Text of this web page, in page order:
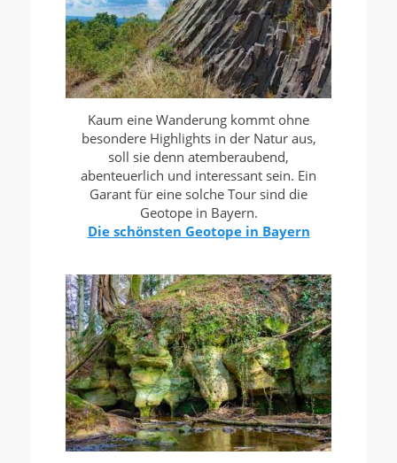
Kaum eine Wanderung kommt ohne
besondere Highlights in der Natur aus,
soll sie denn atemberaubend,
abenteuerlich und interessant sein. Ein
Garant für eine solche Tour sind die
Geotope in Bayern.
Die schönsten Geotope in Bayern